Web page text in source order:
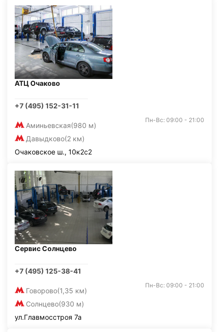
АТЦ Очаково
+7 (495) 152-31-11
Аминьевская(980 м)
Давыдково(2 км)
Пн-Вс: 09:00 - 21:00
Очаковское ш., 10к2с2
Сервис Солнцево
+7 (495) 125-38-41
Говорово(1,35 км)
Солнцево(930 м)
Пн-Вс: 09:00 - 21:00
ул.Главмосстроя 7а